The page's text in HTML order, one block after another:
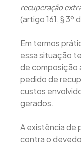
recuperação
(artigo 161, § 3º
Em termos
essa situação
de composição
pedido de
custos
gerados.
A existência de
contra o